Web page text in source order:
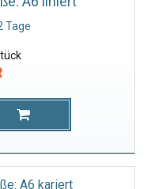
Tage